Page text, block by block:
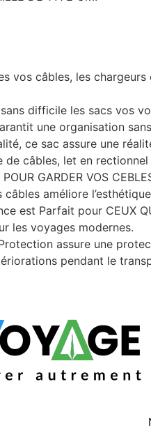
vos câbles, les
difficile les sacs vos
une organisation
ce sac assure une
de câbles, let en
GARDER VOS
améliore
est Parfait pour CEUX
les voyages modernes.
assure une
pendant le